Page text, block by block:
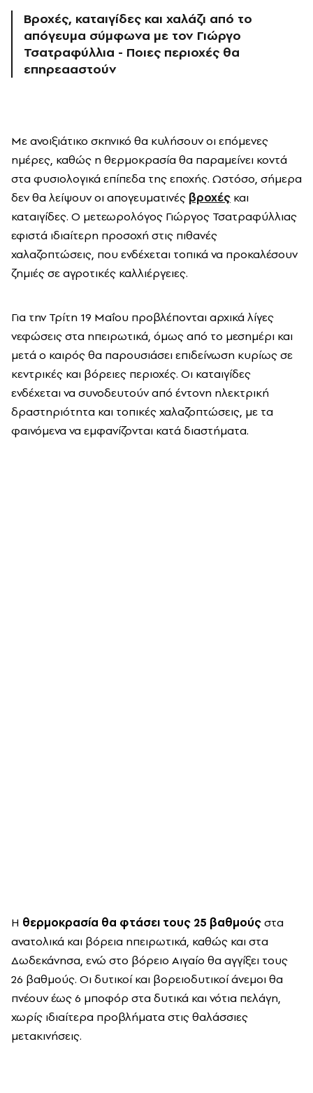
Βροχές, καταιγίδες και χαλάζι από το
απόγευμα σύμφωνα με τον Γιώργο
Τσατραφύλλια - Ποιες περιοχές θα
επηρεααστούν
Με ανοιξιάτικο σκηνικό θα κυλήσουν οι επόμενες
ημέρες, καθώς η θερμοκρασία θα παραμείνει κοντά
στα φυσιολογικά επίπεδα της εποχής. Ωστόσο, σήμερα
δεν θα λείψουν οι απογευματινές βροχές και
καταιγίδες. Ο μετεωρολόγος Γιώργος Τσατραφύλλιας
εφιστά ιδιαίτερη προσοχή στις πιθανές
χαλαζοπτώσεις, που ενδέχεται τοπικά να προκαλέσουν
ζημιές σε αγροτικές καλλιέργειες.
Για την Τρίτη 19 Μαΐου προβλέπονται αρχικά λίγες
νεφώσεις στα ηπειρωτικά, όμως από το μεσημέρι και
μετά ο καιρός θα παρουσιάσει επιδείνωση κυρίως σε
κεντρικές και βόρειες περιοχές. Οι καταιγίδες
ενδέχεται να συνοδευτούν από έντονη ηλεκτρική
δραστηριότητα και τοπικές χαλαζοπτώσεις, με τα
φαινόμενα να εμφανίζονται κατά διαστήματα.
Η θερμοκρασία θα φτάσει τους 25 βαθμούςστα
ανατολικά και βόρεια ηπειρωτικά, καθώς και στα
Δωδεκάνησα, ενώ στο βόρειο Αιγαίο θα αγγίξει τους
26 βαθμούς. Οι δυτικοί και βορειοδυτικοί άνεμοι θα
πνέουν έως 6 μποφόρ στα δυτικά και νότια πελάγη,
χωρίς ιδιαίτερα προβλήματα στις θαλάσσιες
μετακινήσεις.